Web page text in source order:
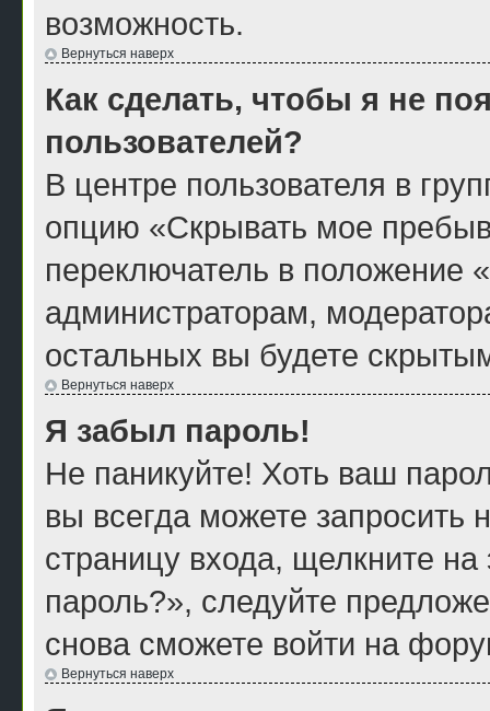
возможность.
Вернуться наверх
Как сделать, чтобы я не
пользователей?
В центре пользователя в
опцию «Скрывать мое
переключатель в положение
администраторам,
остальных вы будете
Вернуться наверх
Я забыл пароль!
Не паникуйте! Хоть ваш
вы всегда можете запросить
страницу входа, щелкните
пароль?», следуйте
снова сможете войти на
Вернуться наверх